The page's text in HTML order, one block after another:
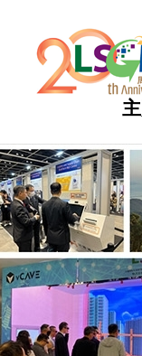
跳到
熱門
獎項
LSCM 動向
熱門
獎項
LSCM 動向
熱門
獎項
LSCM 動向
熱門
獎項
LSCM 動向
熱門
獎項
LSCM 動向